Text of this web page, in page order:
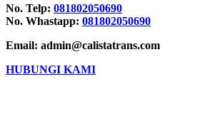
No. Telp: 081802050690
No. Whastapp: 081802050690
Email: admin@calistatrans.com
HUBUNGI KAMI